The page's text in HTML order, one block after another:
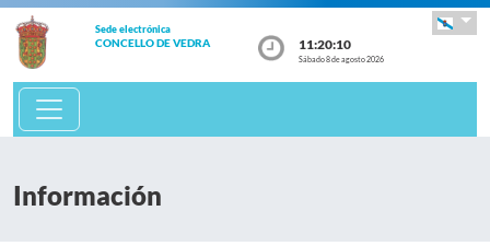
Sede electrónica
CONCELLO DE VEDRA 11:20:10
Sábado 8 de agosto 2026
Información